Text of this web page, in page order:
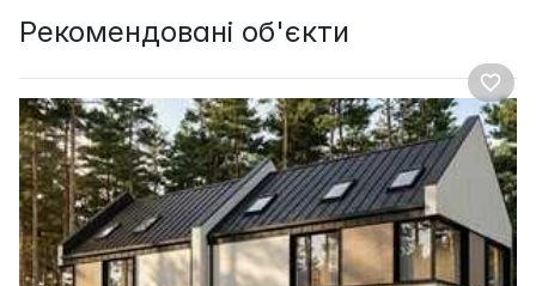
Рекомендовані об'єкти